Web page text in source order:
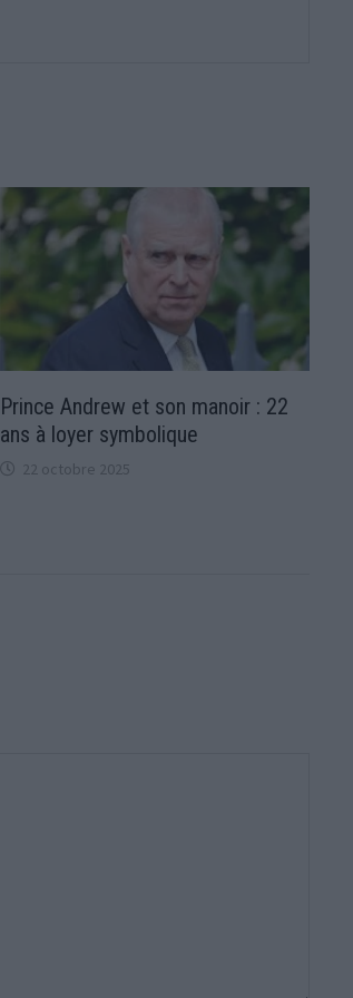
Prince Andrew et son manoir : 22
ans à loyer symbolique
22 octobre 2025